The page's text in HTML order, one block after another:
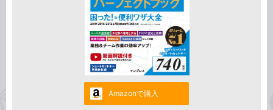
Amazonで購入